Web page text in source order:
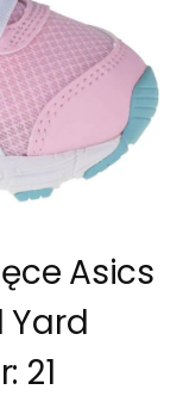
Asics
Yard
21